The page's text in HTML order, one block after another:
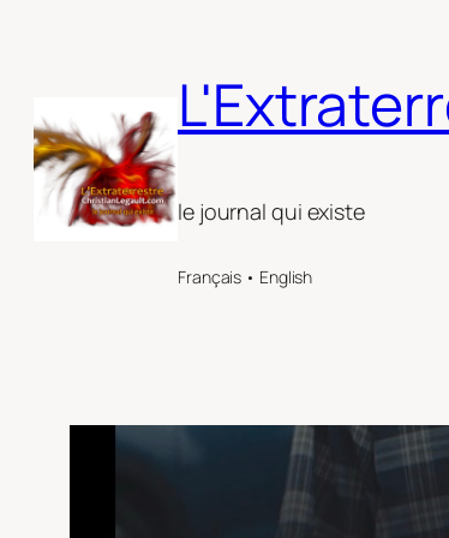
le journal qui existe
Français • English